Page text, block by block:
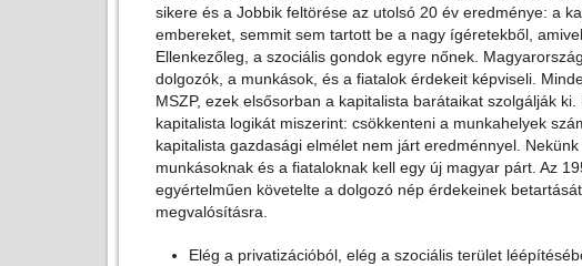
sikere és a Jobbik feltörése az utolsó 20 év eredménye: a
embereket, semmit sem tartott be a nagy ígéretekből,
Ellenkezőleg, a szociális gondok egyre nőnek.
dolgozók, a munkások, és a fiatalok érdekeit képviseli.
MSZP, ezek elsősorban a kapitalista barátaikat szolgálják
kapitalista logikát miszerint: csökkenteni a munkahelyek
kapitalista gazdasági elmélet nem járt eredménnyel.
munkásoknak és a fiataloknak kell egy új magyar párt. Az
egyértelműen követelte a dolgozó nép érdekeinek
megvalósításra.
Elég a privatizációból, elég a szociális terület